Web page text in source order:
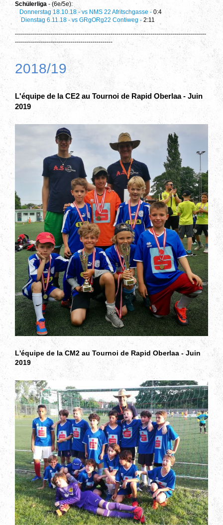
Schülerliga - (6e/5e):
Donnerstag 18.10.18 - vs NMS 22 Afritschgasse - 0:4
Dienstag 6.11.18 - vs GRgORg22 Contiweg -2:11
------------------------------------------------------------------------------------------------
-------------------------------------------------
2018/19
L'équipe de la CE2 au Tournoi de Rapid Oberlaa - Juin
2019
L'équipe de la CM2 au Tournoi de Rapid Oberlaa - Juin
2019